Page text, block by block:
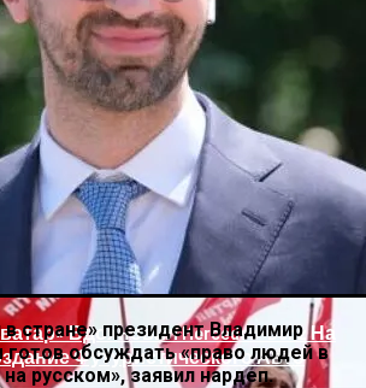
Способ Быстро Восстановить
После Праздников
Подкупавшей Избирателей,
Тюрьма
Вдохновил Mercedes-Benz На
Футуристического Авто
стране» президент Владимир
готов обсуждать «право людей в
русском», заявил нардеп.